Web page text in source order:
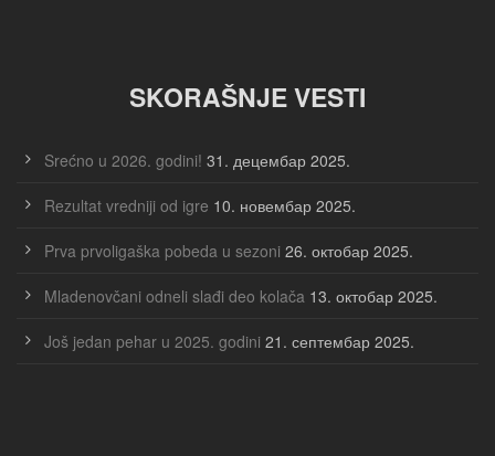
SKORAŠNJE VESTI
Srećno u 2026. godini! 31. децембар 2025.
Rezultat vredniji od igre 10. новембар 2025.
Prva prvoligaška pobeda u sezoni 26. октобар 2025.
Mladenovčani odneli slađi deo kolača 13. октобар 2025.
Još jedan pehar u 2025. godini 21. септембар 2025.